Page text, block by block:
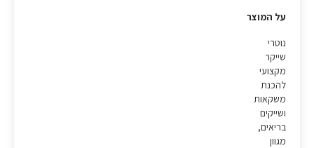
על המוצר
נוטרי
שייקר
מקצועי
להכנת
משקאות
ושייקים
בריאים,
מגוון